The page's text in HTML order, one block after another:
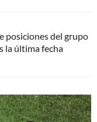
posiciones del grupo
la última fecha